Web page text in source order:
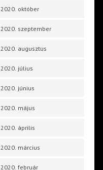
2020. október
2020. szeptember
2020. augusztus
2020. július
2020. június
2020. május
2020. április
2020. március
2020. február